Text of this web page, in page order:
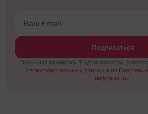
Подписаться
*Нажимая на кнопку "Подписаться" вы даёте
своих персональных данных и на
информации.